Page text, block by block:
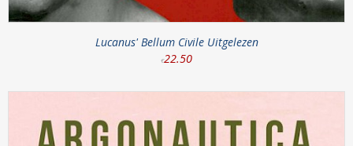
Lucanus' Bellum Civile Uitgelezen
€22.50